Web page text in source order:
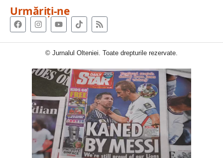
Urmăriți-ne
© Jurnalul Olteniei. Toate drepturile rezervate.